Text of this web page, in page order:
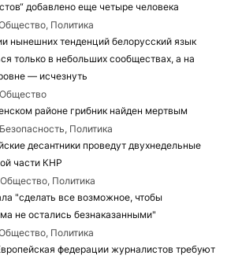
добавлено еще четыре человека
Политика
нынешних тенденций белорусский язык
только в небольших сообществах, а на
— исчезнуть
Общество
районе грибник найден мертвым
Безопасность, Политика
десантники проведут двухнедельные
части КНР
Общество, Политика
"сделать все возможное, чтобы
не остались безнаказанными"
Политика
федерации журналистов требуют